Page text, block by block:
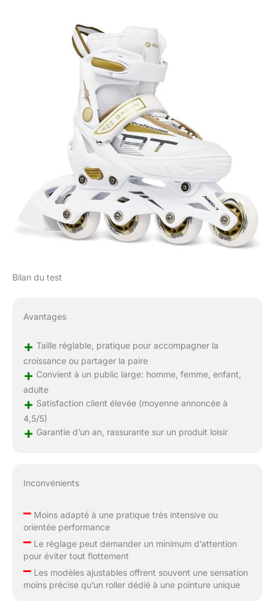
Bilan du test
Avantages
+ Taille réglable, pratique pour accompagner la
croissance ou partager la paire
+ Convient à un public large: homme, femme, enfant,
adulte
+ Satisfaction client élevée (moyenne annoncée à
4,5/5)
+ Garantie d’un an, rassurante sur un produit loisir
Inconvénients
–Moins adapté à une pratique très intensive ou
orientée performance
–Le réglage peut demander un minimum d’attention
pour éviter tout flottement
–Les modèles ajustables offrent souvent une sensation
moins précise qu’un roller dédié à une pointure unique